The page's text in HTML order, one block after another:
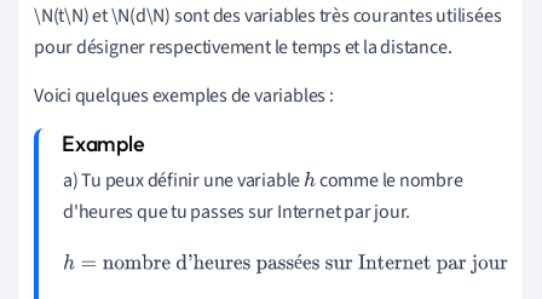
\N(t\N) et \N(d\N) sont des variables très courantes utilisées
pour désigner respectivement le temps et la distance.
Voici quelques exemples de variables :
a) Tu peux définir une variablehcomme le nombre
d'heures que tu passes sur Internet par jour.
é
h =nombre d'heures passées sur Internet par jour